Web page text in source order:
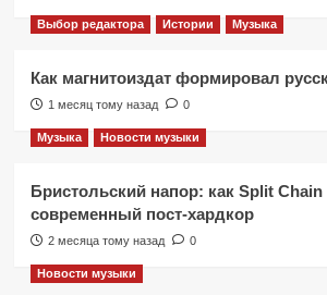
Выбор редактора Истории Музыка
Как магнитоиздат формировал
1 месяц тому назад 0
Музыка Новости музыки
Бристольский напор: как Split Chain
современный пост-хардкор
2 месяца тому назад 0
Новости музыки